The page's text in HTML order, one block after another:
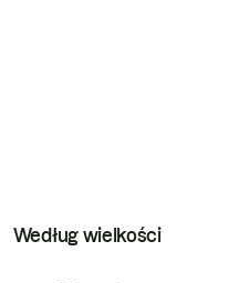
Według wielkości